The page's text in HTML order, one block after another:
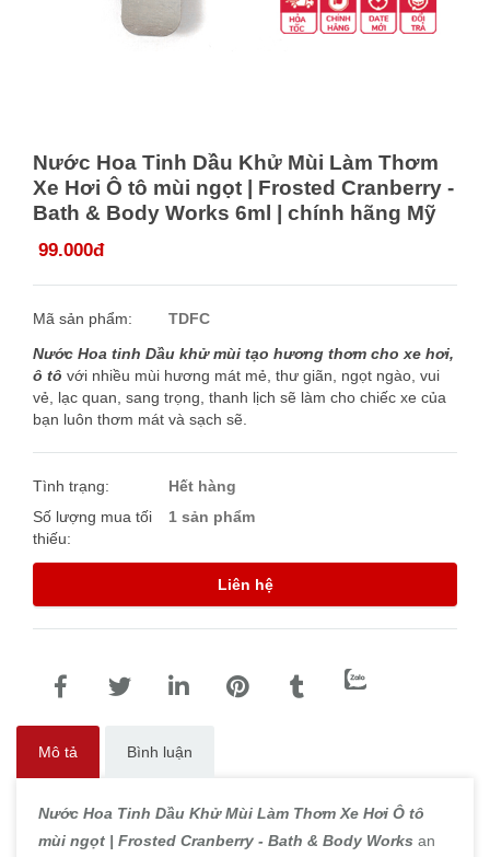
Nước Hoa Tinh Dầu Khử Mùi Làm Thơm
Xe Hơi Ô tô mùi ngọt | Frosted Cranberry -
Bath & Body Works 6ml | chính hãng Mỹ
99.000đ
Mã sản phẩm:
TDFC
Nước Hoa tinh Dầu khử mùi tạo hương thơm cho xe hơi,
ô tô với nhiều mùi hương mát mẻ, thư giãn, ngọt ngào, vui
vẻ, lạc quan, sang trọng, thanh lịch sẽ làm cho chiếc xe của
bạn luôn thơm mát và sạch sẽ.
Tình trạng:
Hết hàng
Số lượng mua tối
thiếu:
1 sản phẩm
Liên hệ
Mô tả Bình luận
Nước Hoa Tinh Dầu Khử Mùi Làm Thơm Xe Hơi Ô tô
mùi ngọt | Frosted Cranberry - Bath & Body Works an